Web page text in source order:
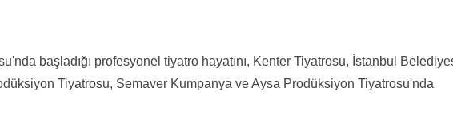
başladığı profesyonel tiyatro hayatını, Kenter Tiyatrosu, İstanbul
Tiyatrosu, Semaver Kumpanya ve Aysa Prodüksiyon Tiyatrosu'nda